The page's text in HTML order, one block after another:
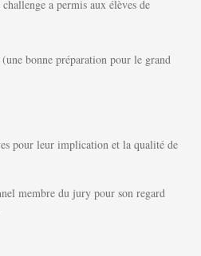
a permis aux élèves de
bonne préparation pour le grand
pour leur implication et la qualité de
membre du jury pour son regard